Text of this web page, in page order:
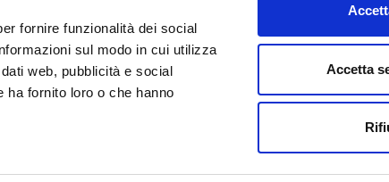
fornire funzionalità dei social
sul modo in cui utilizza
web, pubblicità e social
ha fornito loro o che hanno
Accetta
Procedura Whistleblowing
Segnalazioni – Whistleblowing
Informativa Whistleblowing
non esitate a